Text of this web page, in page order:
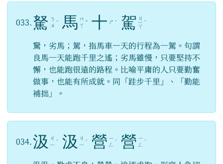
033. 駑 ㄋ
ㄨ ˊ 馬 ㄇ
ㄚ ˇ 十 ㄕ ˊ 駕 ㄐ
ㄧ
ㄚ
ˋ
駑，劣馬；駕，指馬車一天的行程為一駕。句謂
良馬一天能跑千里之遙；劣馬雖慢，只要堅持不
懈，也能跑很遠的路程。比喻平庸的人只要勤奮
做事，也能有所成就。同「跬步千里」、「勤能
補拙」。
034. 汲
ㄐ
ㄧ ˊ 汲
ㄐ
ㄧ ˊ 營 ㄧ
ㄥ
ˊ 營 ㄧ
ㄥ
ˊ